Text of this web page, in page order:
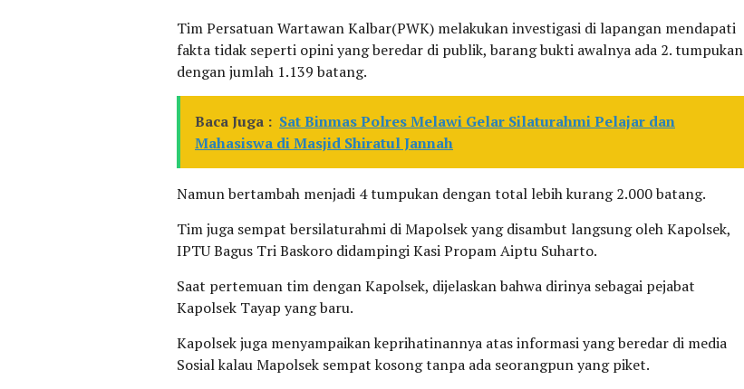
Tim Persatuan Wartawan Kalbar(PWK) melakukan investigasi di lapangan mendapati
fakta tidak seperti opini yang beredar di publik, barang bukti awalnya ada 2. tumpukan
dengan jumlah 1.139 batang.
Baca Juga : Sat Binmas Polres Melawi Gelar Silaturahmi Pelajar dan
Mahasiswa di Masjid Shiratul Jannah
Namun bertambah menjadi 4 tumpukan dengan total lebih kurang 2.000 batang.
Tim juga sempat bersilaturahmi di Mapolsek yang disambut langsung oleh Kapolsek,
IPTU Bagus Tri Baskoro didampingi Kasi Propam Aiptu Suharto.
Saat pertemuan tim dengan Kapolsek, dijelaskan bahwa dirinya sebagai pejabat
Kapolsek Tayap yang baru.
Kapolsek juga menyampaikan keprihatinannya atas informasi yang beredar di media
Sosial kalau Mapolsek sempat kosong tanpa ada seorangpun yang piket.